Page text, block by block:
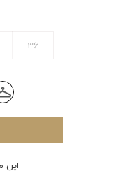
36
این